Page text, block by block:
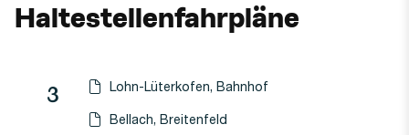
Haltestellenfahrpläne
Linie Richtung
Linie
3 Haltestellen-PDF herunterladen für
Lohn-Lüterkofen, Bahnhof
(Öffnet in einen neuen Tab oder Fenster)
Haltestellen-PDF herunterladen für
Bellach, Breitenfeld
(Öffnet in einen neuen Tab oder Fenster)